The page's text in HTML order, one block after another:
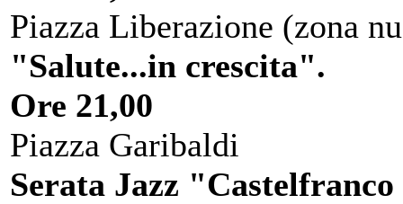
Piazza Liberazione (zona
"Salute...in crescita".
Ore 21,00
Piazza Garibaldi
Serata Jazz